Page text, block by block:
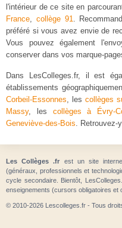
l'intérieur de ce site en
France, collège 91.
préféré si vous avez envie de
Vous pouvez également
conserver dans vos marque-
Dans LesColleges.fr, il est
établissements
Corbeil-Essonnes, les collèges
Massy, les collèges à Évry-
Geneviève-des-Bois. Retrouvez-
Les Collèges .fr est un site
(généraux, professionnels et
cycle secondaire. Bientôt,
enseignements (cursors obligatoires et
© 2010-2026 Lescolleges.fr - Tous